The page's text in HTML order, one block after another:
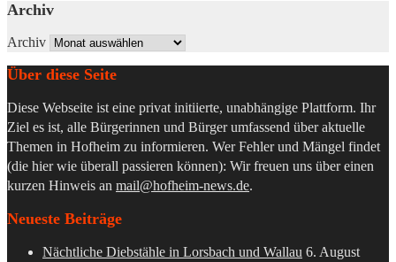
Archiv
Archiv
Über diese Seite
Diese Webseite ist eine privat initiierte, unabhängige Plattform. Ihr
Ziel es ist, alle Bürgerinnen und Bürger umfassend über aktuelle
Themen in Hofheim zu informieren. Wer Fehler und Mängel findet
(die hier wie überall passieren können): Wir freuen uns über einen
kurzen Hinweis an mail@hofheim-news.de.
Neueste Beiträge
Nächtliche Diebstähle in Lorsbach und Wallau 6. August